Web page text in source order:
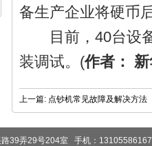
备生产企业将硬币
目前，40台设备
装调试。(作者：
上一篇: 点钞机常见故障及解决方法
路39弄29号204室 手机：